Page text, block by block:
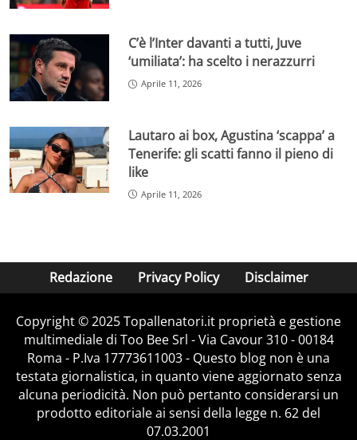
C’è l’Inter davanti a tutti, Juve
‘umiliata’: ha scelto i nerazzurri
Aprile 11, 2026
Lautaro ai box, Agustina ‘scappa’ a
Tenerife: gli scatti fanno il pieno di
like
Aprile 11, 2026
Redazione Privacy Policy Disclaimer
Copyright © 2025 Topallenatori.it proprietà e gestione
multimediale di Too Bee Srl - Via Cavour 310 - 00184
Roma - P.Iva 17773611003 - Questo blog non è una
testata giornalistica, in quanto viene aggiornato senza
alcuna periodicità. Non può pertanto considerarsi un
prodotto editoriale ai sensi della legge n. 62 del
07.03.2001